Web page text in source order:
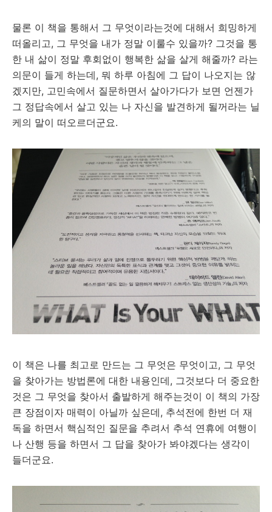
물론 이 책을 통해서 그 무엇이라는것에 대해서 희밍하게
떠올리고, 그 무엇을 내가 정말 이룰수 있을까? 그것을 통
한 내 삶이 정말 후회없이 행복한 삶을 살게 해줄까? 라는
의문이 들게 하는데, 뭐 하루 아침에 그 답이 나오지는 않
겠지만, 고민속에서 질문하면서 살아가다가 보면 언젠가
그 정답속에서 살고 있는 나 자신을 발견하게 될꺼라는 닐
케의 말이 떠오르더군요.
이 책은 나를 최고로 만드는 그 무엇은 무엇이고, 그 무엇
을 찾아가는 방법론에 대한 내용인데, 그것보다 더 중요한
것은 그 무엇을 찾아서 출발하게 해주는것이 이 책의 가장
큰 장점이자 매력이 아닐까 싶은데, 추석전에 한번 더 재
독을 하면서 핵심적인 질문을 추려서 추석 연휴에 여행이
나 산행 등을 하면서 그 답을 찾아가 봐야겠다는 생각이
들더군요.